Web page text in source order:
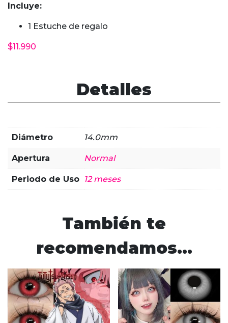
$11.990
Incluye:
1 Estuche de regalo
Detalles
Diámetro 14.0mm
Apertura Normal
Periodo de Uso 12 meses
También te
recomendamos…